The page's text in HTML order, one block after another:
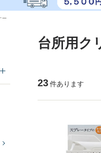
ー
台所用ク
23件あります